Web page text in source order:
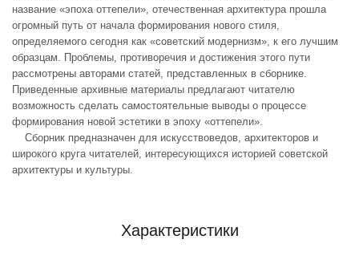
название «эпоха оттепели», отечественная архитектура прошла
огромный путь от начала формирования нового стиля,
определяемого сегодня как «советский модернизм», к его лучшим
образцам. Проблемы, противоречия и достижения этого пути
рассмотрены авторами статей, представленных в сборнике.
Приведенные архивные материалы предлагают читателю
возможность сделать самостоятельные выводы о процессе
формирования новой эстетики в эпоху «оттепели».
Сборник предназначен для искусствоведов, архитекторов и
широкого круга читателей, интересующихся историей советской
архитектуры и культуры.
Характеристики